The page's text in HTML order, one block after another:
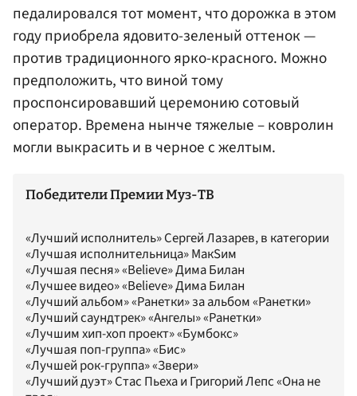
педалировался тот момент, что дорожка в этом
году приобрела ядовито-зеленый оттенок —
против традиционного ярко-красного. Можно
предположить, что виной тому
проспонсировавший церемонию сотовый
оператор. Времена нынче тяжелые – ковролин
могли выкрасить и в черное с желтым.
Победители Премии Муз-ТВ
«Лучший исполнитель» Сергей Лазарев, в категории
«Лучшая исполнительница» МакSим
«Лучшая песня» «Believe» Дима Билан
«Лучшее видео» «Believe» Дима Билан
«Лучший альбом» «Ранетки» за альбом «Ранетки»
«Лучший саундтрек» «Ангелы» «Ранетки»
«Лучшим хип-хоп проект» «Бумбокс»
«Лучшая поп-группа» «Бис»
«Лучшей рок-группа» «Звери»
«Лучший дуэт» Стас Пьеха и Григорий Лепс «Она не